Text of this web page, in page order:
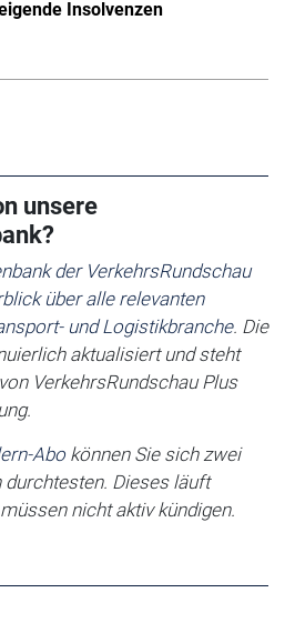
Insolvenzen
unsere
der VerkehrsRundschau
über alle relevanten
und Logistikbranche. Die
aktualisiert und steht
VerkehrsRundschau Plus
Abo können Sie sich zwei
Dieses läuft
nicht aktiv kündigen.